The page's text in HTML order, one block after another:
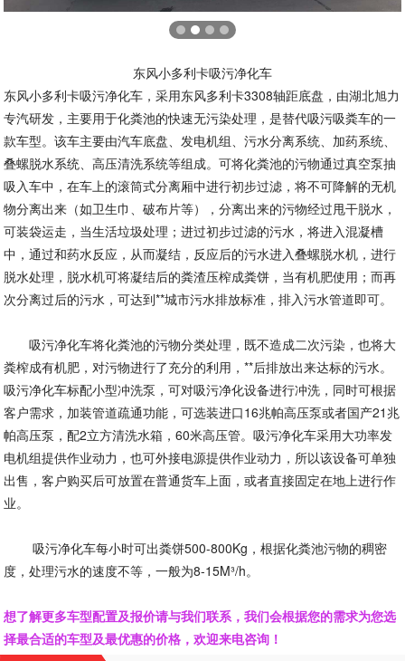
东风小多利卡吸污净化车
东风小多利卡吸污净化车，采用东风多利卡3308轴距底盘，由湖北旭力
专汽研发，主要用于化粪池的快速无污染处理，是替代吸污吸粪车的一
款车型。该车主要由汽车底盘、发电机组、污水分离系统、加药系统、
叠螺脱水系统、高压清洗系统等组成。可将化粪池的污物通过真空泵抽
吸入车中，在车上的滚筒式分离厢中进行初步过滤，将不可降解的无机
物分离出来（如卫生巾、破布片等），分离出来的污物经过甩干脱水，
可装袋运走，当生活垃圾处理；进过初步过滤的污水，将进入混凝槽
中，通过和药水反应，从而凝结，反应后的污水进入叠螺脱水机，进行
脱水处理，脱水机可将凝结后的粪渣压榨成粪饼，当有机肥使用；而再
次分离过后的污水，可达到**城市污水排放标准，排入污水管道即可。
吸污净化车将化粪池的污物分类处理，既不造成二次污染，也将大
粪榨成有机肥，对污物进行了充分的利用，**后排放出来达标的污水。
吸污净化车标配小型冲洗泵，可对吸污净化设备进行冲洗，同时可根据
客户需求，加装管道疏通功能，可选装进口16兆帕高压泵或者国产21兆
帕高压泵，配2立方清洗水箱，60米高压管。吸污净化车采用大功率发
电机组提供作业动力，也可外接电源提供作业动力，所以该设备可单独
出售，客户购买后可放置在普通货车上面，或者直接固定在地上进行作
业。
吸污净化车每小时可出粪饼500-800Kg，根据化粪池污物的稠密
度，处理污水的速度不等，一般为8-15M³/h。
想了解更多车型配置及报价请与我们联系，我们会根据您的需求为您选
择最合适的车型及最优惠的价格，欢迎来电咨询！